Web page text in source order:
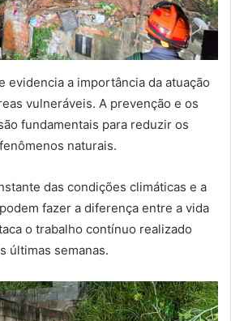
evidencia a importância da atuação
vulneráveis. A prevenção e os
fundamentais para reduzir os
naturais.
das condições climáticas e a
fazer a diferença entre a vida
o trabalho contínuo realizado
últimas semanas.